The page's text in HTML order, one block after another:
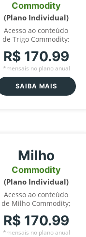
Commodity
(Plano Individual)
Acesso ao conteúdo
de Trigo Commodity;
R$ 170.99
*mensais no plano anual
SAIBA MAIS
Milho
Commodity
(Plano Individual)
Acesso ao conteúdo
de Milho Commodity;
R$ 170.99
*mensais no plano anual